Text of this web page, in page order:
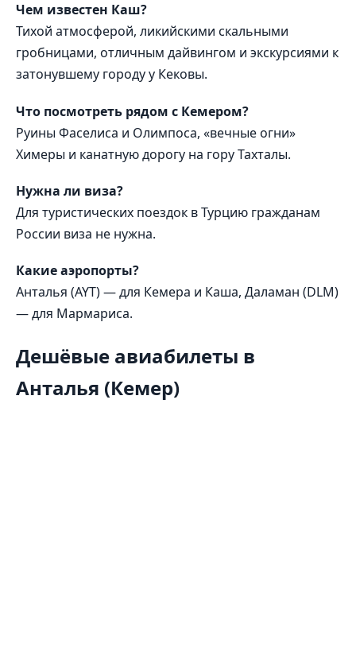
Чем известен Каш?
Тихой атмосферой, ликийскими скальными
гробницами, отличным дайвингом и экскурсиями к
затонувшему городу у Кековы.
Что посмотреть рядом с Кемером?
Руины Фаселиса и Олимпоса, «вечные огни»
Химеры и канатную дорогу на гору Тахталы.
Нужна ли виза?
Для туристических поездок в Турцию гражданам
России виза не нужна.
Какие аэропорты?
Анталья (AYT) — для Кемера и Каша, Даламан (DLM)
— для Мармариса.
Дешёвые авиабилеты в
Анталья (Кемер)